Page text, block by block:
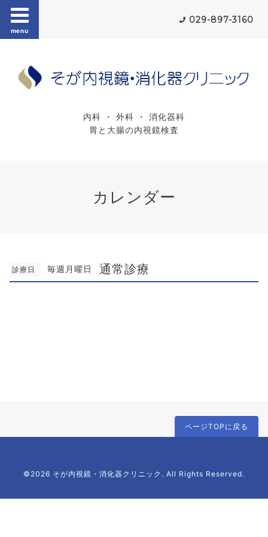
menu
029-897-3160
内科 ・ 外科 ・ 消化器科
胃と大腸の内視鏡検査
カレンダー
診療日 毎週月曜日 通常診療
ページTOPに戻る
©2026 そが内視鏡・消化器クリニック. All Rights Reserved.